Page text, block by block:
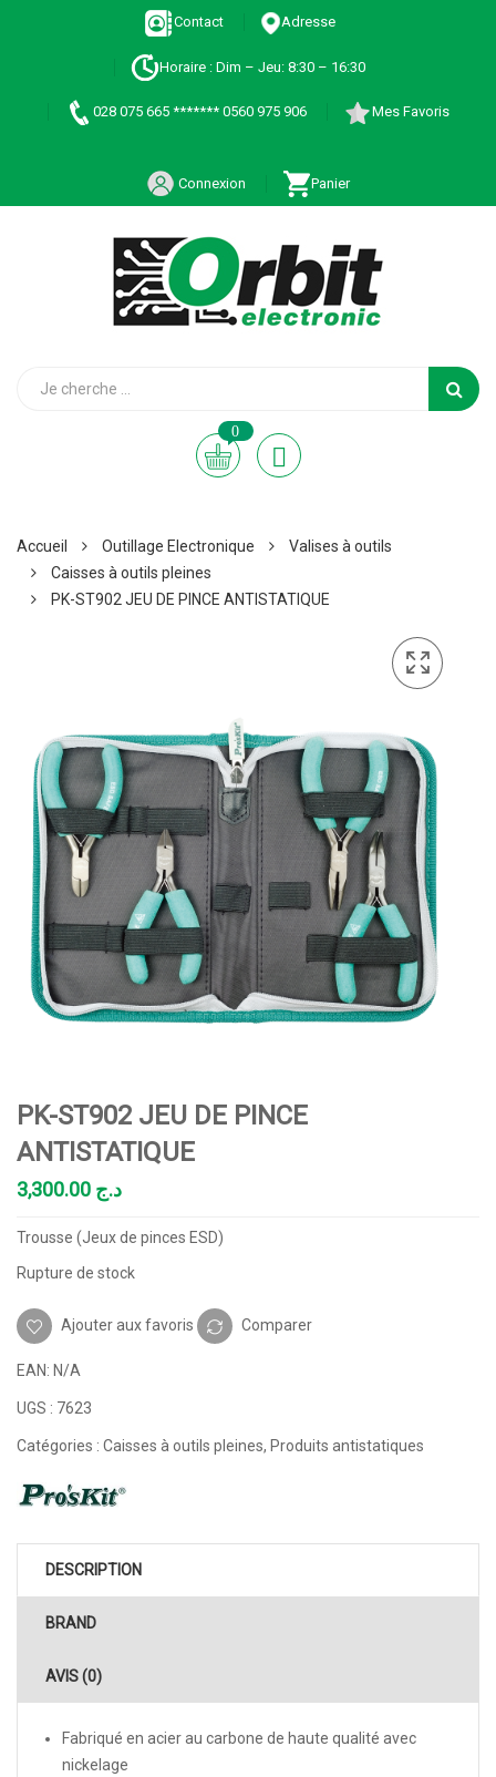
Contact Adresse
Horaire : Dim – Jeu: 8:30 – 16:30
028 075 665 ******* 0560 975 906 Mes Favoris
Connexion Panier
0
Accueil Outillage Electronique
Valises à outils
Caisses à outils pleines
PK-ST902 JEU DE PINCE ANTISTATIQUE
PK-ST902 JEU DE PINCE
ANTISTATIQUE
د.ج
Trousse (Jeux de pinces ESD)
Rupture de stock
Ajouter aux favoris Comparer
EAN: N/A
UGS : 7623
Catégories : Caisses à outils pleines, Produits antistatiques
DESCRIPTION
BRAND
AVIS (0)
Fabriqué en acier au carbone de haute qualité avec
nickelage